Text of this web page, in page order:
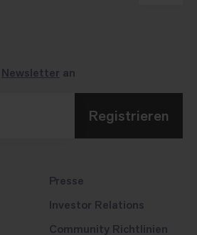
Presse
Investor Relations
Community Richtlinien
Newsletter an
Registrieren